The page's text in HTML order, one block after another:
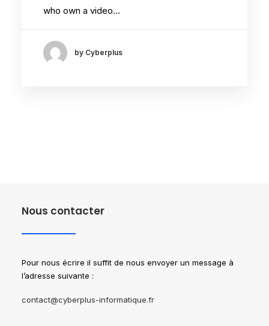
who own a video…
by Cyberplus
Nous contacter
Pour nous écrire il suffit de nous envoyer un message à
l’adresse suivante :
contact@cyberplus-informatique.fr